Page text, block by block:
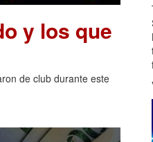
y los que
de club durante este